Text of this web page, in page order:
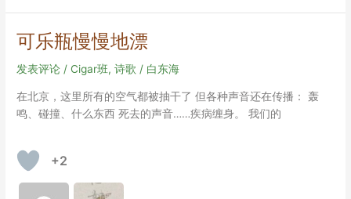
机
可乐瓶慢慢地漂
发表评论 / Cigar班,诗歌 / 白东海
在北京，这里所有的空气都被抽干了 但各种声音还在传播： 轰
鸣、碰撞、什么东西 死去的声音……疾病缠身。 我们的
+2